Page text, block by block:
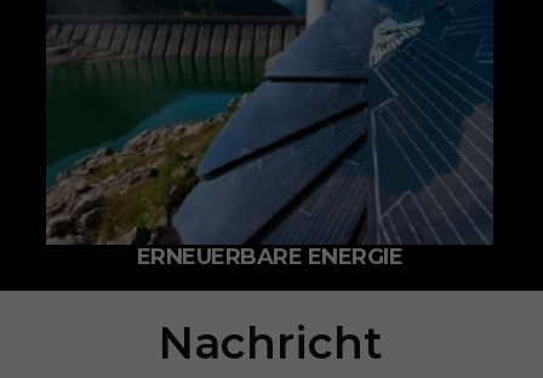
ERNEUERBARE ENERGIE
Nachricht